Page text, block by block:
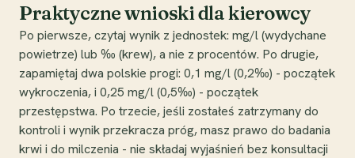
Praktyczne wnioski dla kierowcy
Po pierwsze, czytaj wynik z jednostek: mg/l (wydychane
powietrze) lub ‰ (krew), a nie z procentów. Po drugie,
zapamiętaj dwa polskie progi: 0,1 mg/l (0,2‰) - początek
wykroczenia, i 0,25 mg/l (0,5‰) - początek
przestępstwa. Po trzecie, jeśli zostałeś zatrzymany do
kontroli i wynik przekracza próg, masz prawo do badania
krwi i do milczenia - nie składaj wyjaśnień bez konsultacji